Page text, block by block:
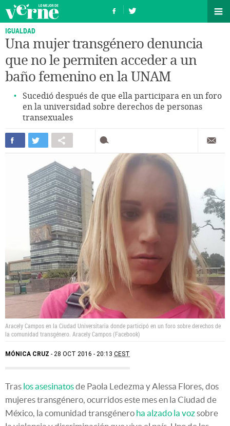
IGUALDAD
Una mujer transgénero denuncia
que no le permiten acceder a un
baño femenino en la UNAM
Sucedió después de que ella participara en un foro
en la universidad sobre derechos de personas
transexuales
Aracely Campos en la Ciudad Universitaria donde participó en un foro sobre derechos de
la comunidad transgénero. Aracely Campos (Facebook)
MÓNICA CRUZ 28 OCT 2016 - 20:13 CEST
Tras los asesinatosde Paola Ledezma y Alessa Flores, dos
mujeres transgénero, ocurridos este mes en la Ciudad de
México, la comunidad transgénero ha alzado la vozsobre